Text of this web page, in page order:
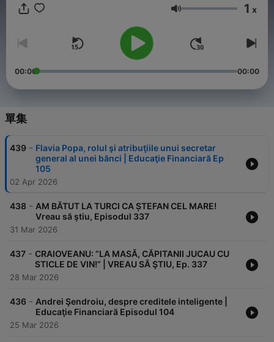
音量 1 x
00:00 00:00
單集
439 - Flavia Popa, rolul şi atribuţiile unui secretar
general al unei bănci | Educaţie Financiară Ep
105
02 Apr 2026
438 - AM BĂTUT LA TURCI CA ȘTEFAN CEL MARE!
Vreau să ştiu, Episodul 337
31 Mar 2026
437 - CRAIOVEANU: ”LA MASĂ, CĂPITANII JUCAU CU
STICLE DE VIN!” | VREAU SĂ ŞTIU, Ep. 337
28 Mar 2026
436 - Andrei Şendroiu, despre creditele inteligente |
Educaţie Financiară Episodul 104
25 Mar 2026